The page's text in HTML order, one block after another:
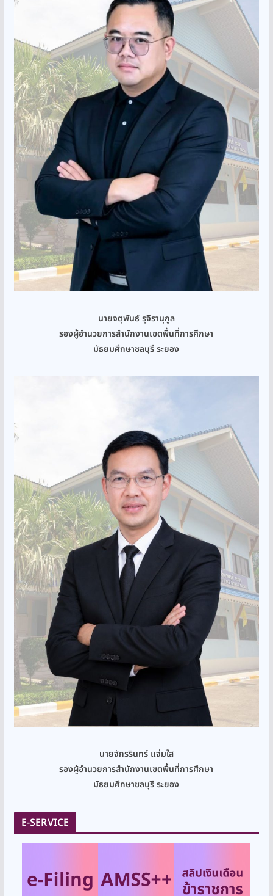
นายจตุพันธ์ รุจิรานุกูล
รองผู้อำนวยการสำนักงานเขตพื้นที่การศึกษา
มัธยมศึกษาชลบุรี ระยอง
นายจักรรินทร์ แจ่มใส
รองผู้อำนวยการสำนักงานเขตพื้นที่การศึกษา
มัธยมศึกษาชลบุรี ระยอง
E-SERVICE